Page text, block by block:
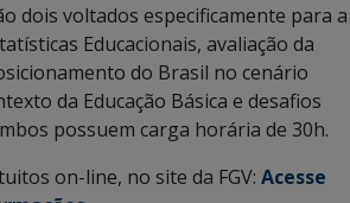
dois voltados especificamente para a
Educacionais, avaliação da
do Brasil no cenário
da Educação Básica e desafios
possuem carga horária de 30h.
on-line, no site da FGV: Acesse